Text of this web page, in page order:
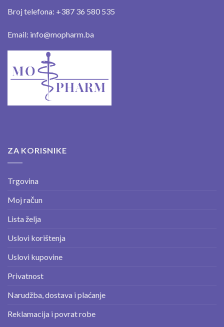
Broj telefona: +387 36 580 535
Email: info@mopharm.ba
ZA KORISNIKE
Trgovina
Moj račun
Lista želja
Uslovi korištenja
Uslovi kupovine
Privatnost
Narudžba, dostava i plaćanje
Reklamacija i povrat robe